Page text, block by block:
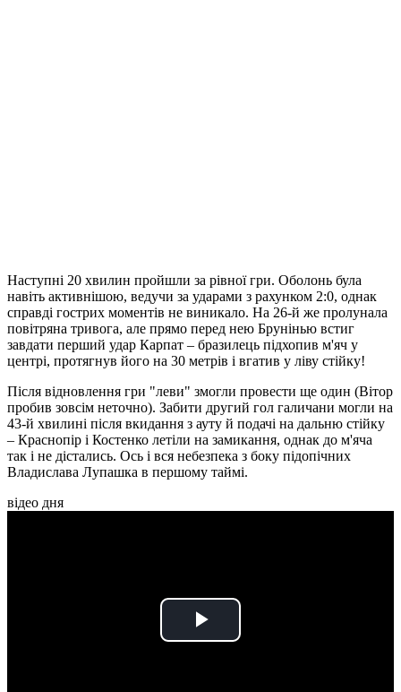
Наступні 20 хвилин пройшли за рівної гри. Оболонь була
навіть активнішою, ведучи за ударами з рахунком 2:0, однак
справді гострих моментів не виникало. На 26-й же пролунала
повітряна тривога, але прямо перед нею Брунінью встиг
завдати перший удар Карпат – бразилець підхопив м'яч у
центрі, протягнув його на 30 метрів і вгатив у ліву стійку!
Після відновлення гри "леви" змогли провести ще один (Вітор
пробив зовсім неточно). Забити другий гол галичани могли на
43-й хвилині після вкидання з ауту й подачі на дальню стійку
– Краснопір і Костенко летіли на замикання, однак до м'яча
так і не дістались. Ось і вся небезпека з боку підопічних
Владислава Лупашка в першому таймі.
відео дня
Play